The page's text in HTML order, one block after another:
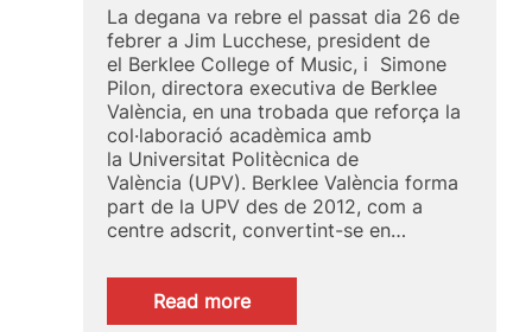
La degana va rebre el passat dia 26 de
febrer a Jim Lucchese, president de
el Berklee College of Music, i Simone
Pilon, directora executiva de Berklee
València, en una trobada que reforça la
col·laboració acadèmica amb
la Universitat Politècnica de
València (UPV). Berklee València forma
part de la UPV des de 2012, com a
centre adscrit, convertint-se en…
Read more:
Visita